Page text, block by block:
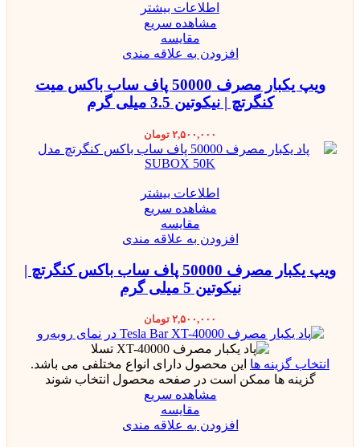
اطلاعات بیشتر
مشاهده سریع
مقایسه
افزودن به علاقه مندی
ویپ یکبار مصرف 50000 پاف ساب باکس میت
کنگرتچ | نیکوتین 3.5 میلی گرم
۲,۵۰۰,۰۰۰ تومان
اطلاعات بیشتر
مشاهده سریع
مقایسه
افزودن به علاقه مندی
ویپ یکبار مصرف 50000 پاف ساب باکس کنگرتچ |
نیکوتین 5 میلی گرم
۲,۵۰۰,۰۰۰ تومان
انتخاب گزینه ها این محصول دارای انواع مختلفی می باشد.
گزینه ها ممکن است در صفحه محصول انتخاب شوند
مشاهده سریع
مقایسه
افزودن به علاقه مندی